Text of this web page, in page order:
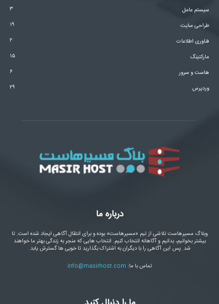
سیستم عامل
۳
طراحی سایت
۱۹
فناوری اطلاعات
۲
مارکتینگ
۱۵
هاست و سرور
۶
وردپرس
۲۹
درباره ما
وبلاگ مسیرهاست تلاشی از تیم «مسیرهاست» بوده و برای انتقال آگاهی ایجاد شده است. تا
بیشتر بخوانیم، بدانیم و آگاهانه انتخاب کنیم. انتخاب هایی که منجر به زندگی بهتر ما خواهند
شد. پس این آگاهی را با دیگران به اشتراک بگذارید تا خوبی ها گسترش یابد.
تماس با ما: info@masirhost.com